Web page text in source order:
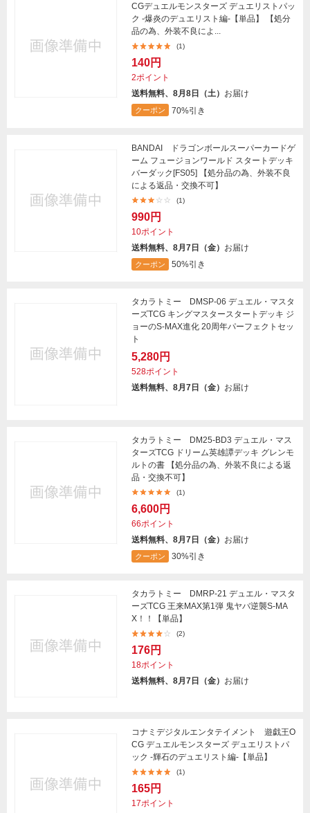
CGデュエルモンスターズ デュエリストパッ
ク -爆炎のデュエリスト編-【単品】 【処分
品の為、外装不良によ...
(1)
140円
2ポイント
送料無料、8月8日（土） お届け
クーポン 70%引き
BANDAI ドラゴンボールスーパーカードゲ
ーム フュージョンワールド スタートデッキ
バーダック[FS05] 【処分品の為、外装不良
による返品・交換不可】
(1)
990円
10ポイント
送料無料、8月7日（金） お届け
クーポン 50%引き
タカラトミー DMSP-06 デュエル・マスタ
ーズTCG キングマスタースタートデッキ ジ
ョーのS-MAX進化 20周年パーフェクトセッ
ト
5,280円
528ポイント
送料無料、8月7日（金） お届け
タカラトミー DM25-BD3 デュエル・マス
ターズTCG ドリーム英雄譚デッキ グレンモ
ルトの書 【処分品の為、外装不良による返
品・交換不可】
(1)
6,600円
66ポイント
送料無料、8月7日（金） お届け
クーポン 30%引き
タカラトミー DMRP-21 デュエル・マスタ
ーズTCG 王来MAX第1弾 鬼ヤバ逆襲S-MA
X！！【単品】
(2)
176円
18ポイント
送料無料、8月7日（金） お届け
コナミデジタルエンタテイメント 遊戯王O
CG デュエルモンスターズ デュエリストパ
ック -輝石のデュエリスト編-【単品】
(1)
165円
17ポイント